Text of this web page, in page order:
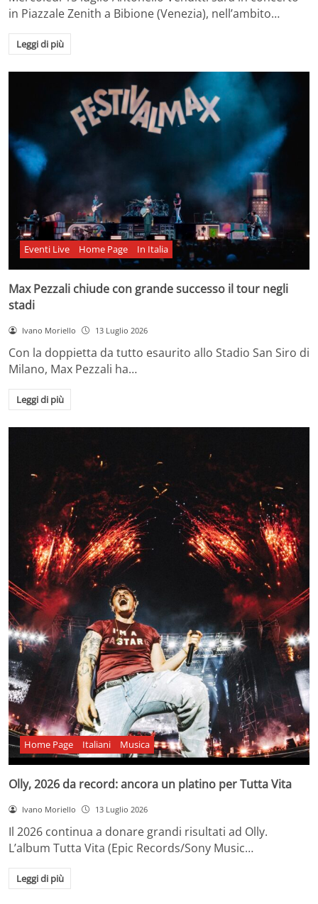
in Piazzale Zenith a Bibione (Venezia), nell’ambito…
Leggi di più
Eventi Live Home Page In Italia
Max Pezzali chiude con grande successo il tour negli
stadi
Ivano Moriello 13 Luglio 2026
Con la doppietta da tutto esaurito allo Stadio San Siro di
Milano, Max Pezzali ha…
Leggi di più
Home Page Italiani Musica
Olly, 2026 da record: ancora un platino per Tutta Vita
Ivano Moriello 13 Luglio 2026
Il 2026 continua a donare grandi risultati ad Olly.
L’album Tutta Vita (Epic Records/Sony Music…
Leggi di più